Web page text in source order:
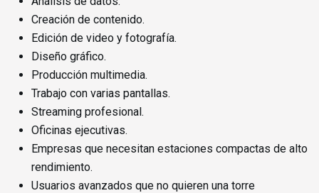
Creación de contenido.
Edición de video y fotografía.
Diseño gráfico.
Producción multimedia.
Trabajo con varias pantallas.
Streaming profesional.
Oficinas ejecutivas.
Empresas que necesitan estaciones compactas de alto
rendimiento.
Usuarios avanzados que no quieren una torre